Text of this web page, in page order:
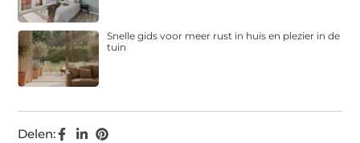
Delen:
Snelle gids voor meer rust in huis en plezier in de
tuin